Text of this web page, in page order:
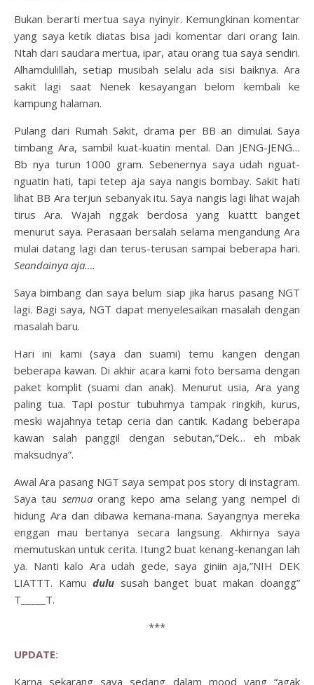
Bukan berarti mertua saya nyinyir. Kemungkinan komentar
yang saya ketik diatas bisa jadi komentar dari orang lain.
Ntah dari saudara mertua, ipar, atau orang tua saya sendiri.
Alhamdulillah, setiap musibah selalu ada sisi baiknya. Ara
sakit lagi saat Nenek kesayangan belom kembali ke
kampung halaman.
Pulang dari Rumah Sakit, drama per BB an dimulai. Saya
timbang Ara, sambil kuat-kuatin mental. Dan JENG-JENG…
Bb nya turun 1000 gram. Sebenernya saya udah nguat-
nguatin hati, tapi tetep aja saya nangis bombay. Sakit hati
lihat BB Ara terjun sebanyak itu. Saya nangis lagi lihat wajah
tirus Ara. Wajah nggak berdosa yang kuattt banget
menurut saya. Perasaan bersalah selama mengandung Ara
mulai datang lagi dan terus-terusan sampai beberapa hari.
Seandainya aja….
Saya bimbang dan saya belum siap jika harus pasang NGT
lagi. Bagi saya, NGT dapat menyelesaikan masalah dengan
masalah baru.
Hari ini kami (saya dan suami) temu kangen dengan
beberapa kawan. Di akhir acara kami foto bersama dengan
paket komplit (suami dan anak). Menurut usia, Ara yang
paling tua. Tapi postur tubuhmya tampak ringkih, kurus,
meski wajahnya tetap ceria dan cantik. Kadang beberapa
kawan salah panggil dengan sebutan,”Dek… eh mbak
maksudnya”.
Awal Ara pasang NGT saya sempat pos story di instagram.
Saya tau semuaorang kepo ama selang yang nempel di
hidung Ara dan dibawa kemana-mana. Sayangnya mereka
enggan mau bertanya secara langsung. Akhirnya saya
memutuskan untuk cerita. Itung2 buat kenang-kenangan lah
ya. Nanti kalo Ara udah gede, saya giniin aja,”NIH DEK
LIATTT. Kamu dulususah banget buat makan doangg”
T_____T.
***
UPDATE:
Karna sekarang saya sedang dalam mood yang “agak